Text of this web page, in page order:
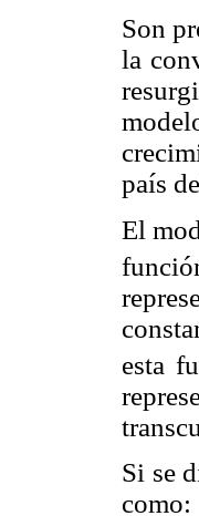
Son
la
país
El
esta
Si se
como: